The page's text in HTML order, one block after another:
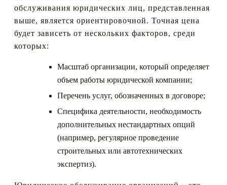
обслуживания юридических лиц, представленная
выше, является ориентировочной. Точная цена
будет зависеть от нескольких факторов, среди
которых:
Масштаб организации, который определяет
объем работы юридической компании;
Перечень услуг, обозначенных в договоре;
Специфика деятельности, необходимость
дополнительных нестандартных опций
(например, регулярное проведение
строительных или автотехнических
экспертиз).